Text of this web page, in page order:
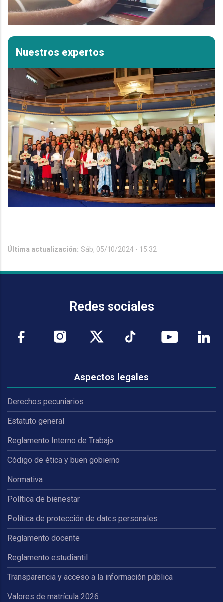
Nuestros expertos
Última actualización: Sáb, 05/10/2024 - 15:32
Redes sociales
Aspectos legales
Derechos pecuniarios
Estatuto general
Reglamento Interno de Trabajo
Código de ética y buen gobierno
Normativa
Política de bienestar
Política de protección de datos personales
Reglamento docente
Reglamento estudiantil
Transparencia y acceso a la información pública
Valores de matrícula 2026